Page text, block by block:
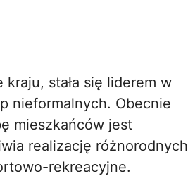
kraju, stała się liderem w
nieformalnych. Obecnie
mieszkańców jest
realizację różnorodnych
rekreacyjne.